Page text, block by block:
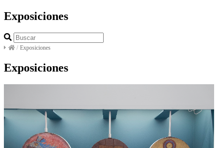
Exposiciones
/ Exposiciones
Exposiciones